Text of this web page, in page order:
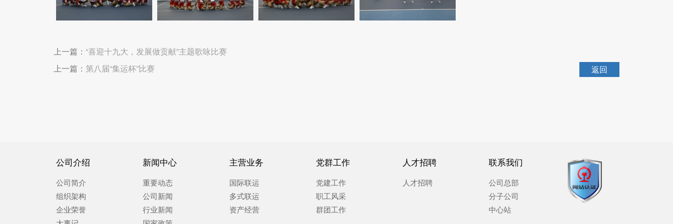
上一篇： “喜迎十九大，发展做贡献”主题歌咏比赛
上一篇： 第八届“集运杯”比赛 返回
公司介绍
公司简介
组织架构
企业荣誉
新闻中心
重要动态
公司新闻
行业新闻
主营业务
国际联运
多式联运
资产经营
党群工作
党建工作
职工风采
群团工作
人才招聘
人才招聘
联系我们
公司总部
分子公司
中心站